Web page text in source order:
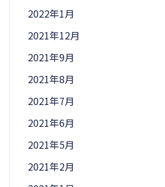
2022年1月
2021年12月
2021年9月
2021年8月
2021年7月
2021年6月
2021年5月
2021年2月